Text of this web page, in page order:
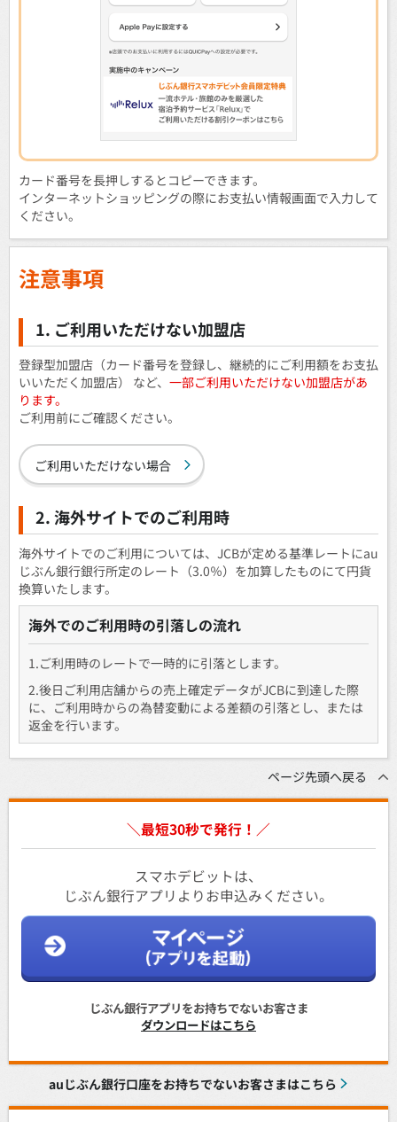
カード番号を長押しするとコピーできます。
インターネットショッピングの際にお支払い情報画面で入力して
ください。
注意事項
1. ご利用いただけない加盟店
登録型加盟店（カード番号を登録し、継続的にご利用額をお支払
いいただく加盟店） など、 一部ご利用いただけない加盟店があ
ります。
ご利用前にご確認ください。
ご利用いただけない場合
2. 海外サイトでのご利用時
海外サイトでのご利用については、JCBが定める基準レートにau
じぶん銀行銀行所定のレート（3.0％）を加算したものにて円貨
換算いたします。
海外でのご利用時の引落しの流れ
1.ご利用時のレートで一時的に引落とします。
2.後日ご利用店舗からの売上確定データがJCBに到達した際
に、ご利用時からの為替変動による差額の引落とし、または
返金を行います。
ページ先頭へ戻る
＼最短30秒で発行！／
スマホデビットは、
じぶん銀行アプリよりお申込みください。
じぶん銀行アプリをお持ちでないお客さま
ダウンロードはこちら
auじぶん銀行口座をお持ちでないお客さまはこちら